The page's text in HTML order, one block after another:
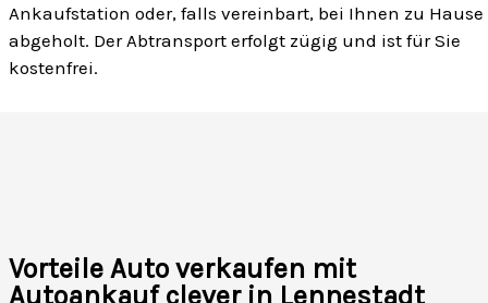
Ankaufstation oder, falls vereinbart, bei Ihnen zu Hause
abgeholt. Der Abtransport erfolgt zügig und ist für Sie
kostenfrei.
Vorteile Auto verkaufen mit
Autoankauf clever in Lennestadt